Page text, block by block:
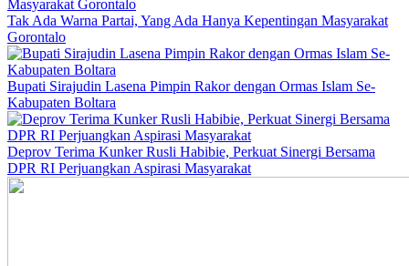
Tak Ada Warna Partai, Yang Ada Hanya Kepentingan Masyarakat
Gorontalo
Bupati Sirajudin Lasena Pimpin Rakor dengan Ormas Islam Se-
Kabupaten Boltara
Deprov Terima Kunker Rusli Habibie, Perkuat Sinergi Bersama
DPR RI Perjuangkan Aspirasi Masyarakat